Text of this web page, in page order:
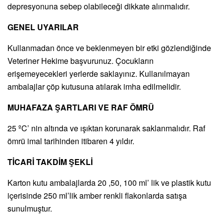
depresyonuna sebep olabileceği dikkate alınmalıdır.
GENEL UYARILAR
Kullanmadan önce ve beklenmeyen bir etki gözlendiğinde
Veteriner Hekime başvurunuz. Çocukların
erişemeyecekleri yerlerde saklayınız. Kullanılmayan
ambalajlar çöp kutusuna atılarak imha edilmelidir.
MUHAFAZA ŞARTLARI VE RAF ÖMRÜ
25 ºC’ nin altında ve ışıktan korunarak saklanmalıdır. Raf
ömrü imal tarihinden itibaren 4 yıldır.
TİCARİ TAKDİM ŞEKLİ
Karton kutu ambalajlarda 20 ,50, 100 ml’ lik ve plastik kutu
içerisinde 250 ml’lik amber renkli flakonlarda satışa
sunulmuştur.